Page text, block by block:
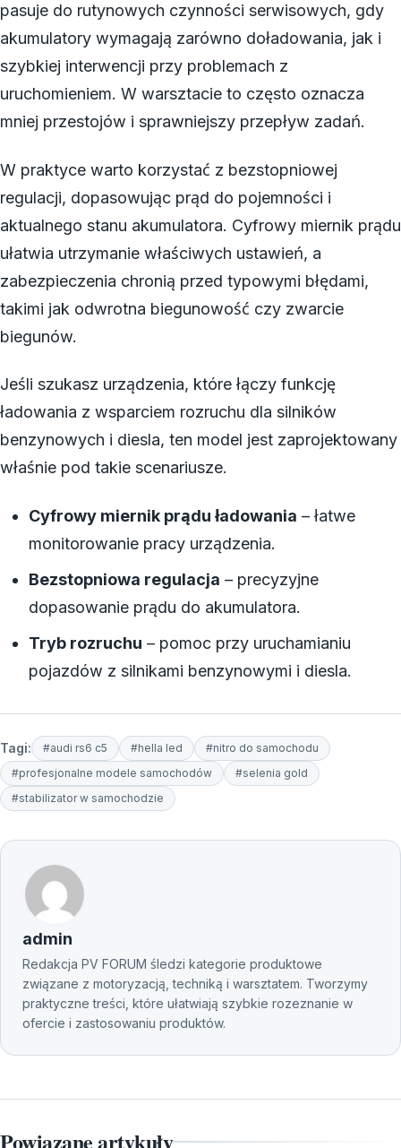
pasuje do rutynowych czynności serwisowych, gdy
akumulatory wymagają zarówno doładowania, jak i
szybkiej interwencji przy problemach z
uruchomieniem. W warsztacie to często oznacza
mniej przestojów i sprawniejszy przepływ zadań.
W praktyce warto korzystać z bezstopniowej
regulacji, dopasowując prąd do pojemności i
aktualnego stanu akumulatora. Cyfrowy miernik prądu
ułatwia utrzymanie właściwych ustawień, a
zabezpieczenia chronią przed typowymi błędami,
takimi jak odwrotna biegunowość czy zwarcie
biegunów.
Jeśli szukasz urządzenia, które łączy funkcję
ładowania z wsparciem rozruchu dla silników
benzynowych i diesla, ten model jest zaprojektowany
właśnie pod takie scenariusze.
Cyfrowy miernik prądu ładowania – łatwe
monitorowanie pracy urządzenia.
Bezstopniowa regulacja – precyzyjne
dopasowanie prądu do akumulatora.
Tryb rozruchu – pomoc przy uruchamianiu
pojazdów z silnikami benzynowymi i diesla.
Tagi: #audi rs6 c5 #hella led
#nitro do samochodu
#profesjonalne modele samochodów
#selenia gold
#stabilizator w samochodzie
admin
Redakcja PV FORUM śledzi kategorie produktowe
związane z motoryzacją, techniką i warsztatem. Tworzymy
praktyczne treści, które ułatwiają szybkie rozeznanie w
ofercie i zastosowaniu produktów.
Powiązane artykuły